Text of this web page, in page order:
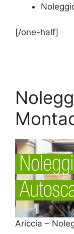
[/one-half]
Ariccia –